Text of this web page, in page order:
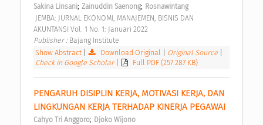
Sakina Linsani; Zainuddin Saenong; Rosnawintang
AKUNTANSI Vol. 1 No. 1: Januari 2022
Publisher : Bajang Institute
Show Abstract
Download Original Original Source
Check in Google Scholar
Full PDF (257.287 KB)
PENGARUH DISIPLIN KERJA, MOTIVASI KERJA, DAN
LINGKUNGAN KERJA TERHADAP KINERJA PEGAWAI
Cahyo Tri Anggoro; Djoko Wijono